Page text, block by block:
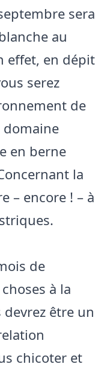
sera
au
effet, en dépit
serez
de
domaine
en berne
la
– encore ! – à
de
à la
être un
chicoter et